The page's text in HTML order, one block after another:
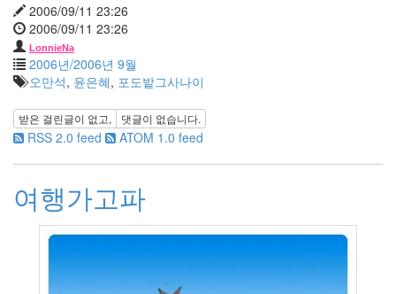
2006/09/11 23:26
2006/09/11 23:26
LonnieNa
2006년/2006년 9월
오만석, 윤은혜, 포도밭그사나이
받은 걸린글이 없고, 댓글이 없습니다.
RSS 2.0 feed ATOM 1.0 feed
여행가고파
2010
년
2
월
2
2010
년
3
2010
년
2010